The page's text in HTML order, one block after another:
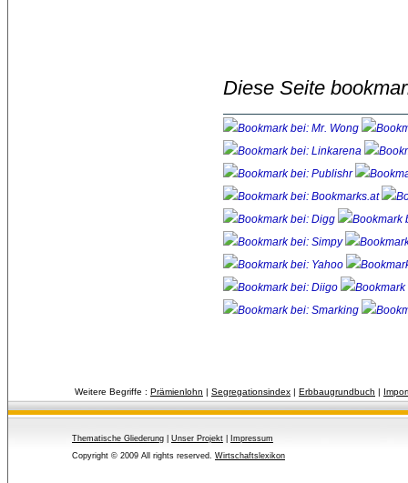
Diese Seite
Weitere Begriffe : Prämienlohn | Segregationsindex | Erbbaugrundbuch |
Thematische Gliederung Unser Projekt
Impressum
Copyright © 2009 All rights reserved. Wirtschaftslexikon